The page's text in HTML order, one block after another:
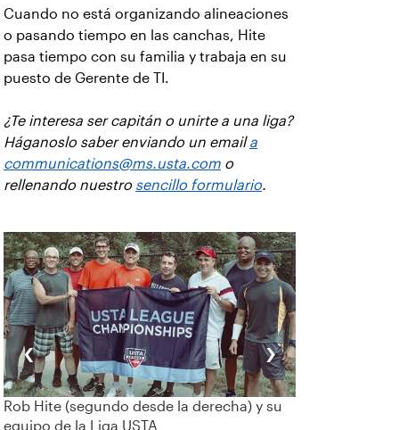
Cuando no está organizando alineaciones
o pasando tiempo en las canchas, Hite
pasa tiempo con su familia y trabaja en su
puesto de Gerente de TI.
¿Te interesa ser capitán o unirte a una liga?
Háganoslo saber enviando un emaila
communications@ms.usta.com o
rellenando nuestro sencillo formulario.
‹
Rob Hite (segundo desde la derecha) y su
equipo de la Liga USTA
›